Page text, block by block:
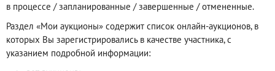
в процессе / запланированные / завершенные / отмененные.
Раздел «Мои аукционы» содержит список онлайн-аукционов, в
которых Вы зарегистрировались в качестве участника, с
указанием подробной информации: